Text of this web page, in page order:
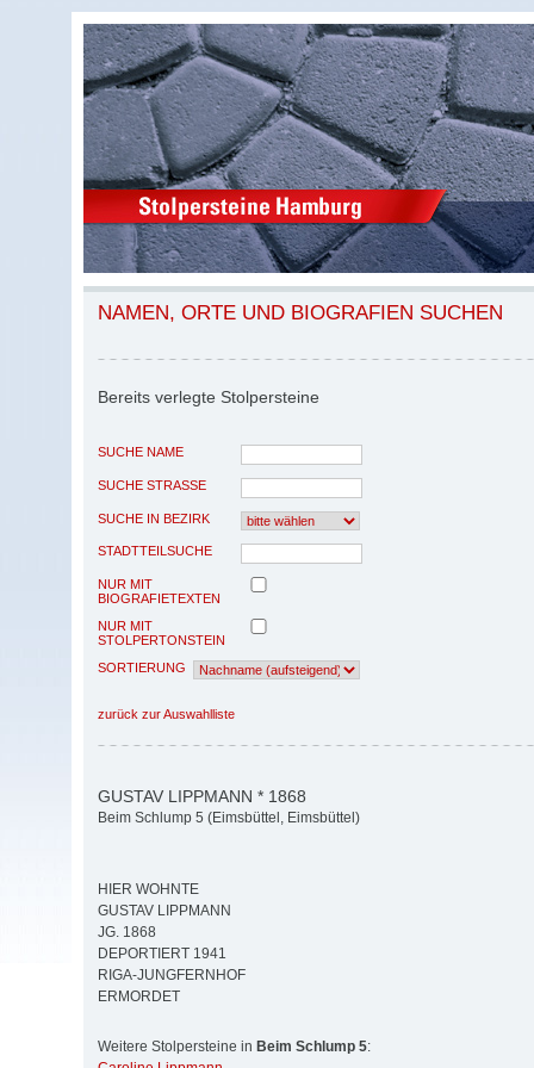
NAMEN, ORTE UND BIOGRAFIEN SUCHEN
Bereits verlegte Stolpersteine
SUCHE NAME
SUCHE STRASSE
SUCHE IN BEZIRK
STADTTEILSUCHE
NUR MIT
BIOGRAFIETEXTEN
NUR MIT
STOLPERTONSTEIN
SORTIERUNG
zurück zur Auswahlliste
GUSTAV LIPPMANN * 1868
Beim Schlump 5 (Eimsbüttel, Eimsbüttel)
HIER WOHNTE
GUSTAV LIPPMANN
JG. 1868
DEPORTIERT 1941
RIGA-JUNGFERNHOF
ERMORDET
Weitere Stolpersteine in Beim Schlump 5: